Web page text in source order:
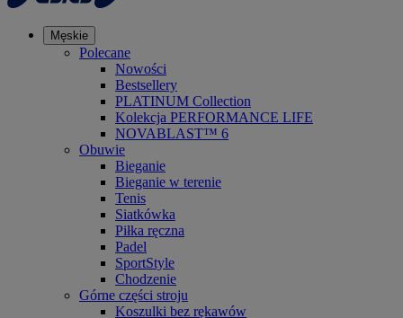
Męskie
Polecane
Nowości
Bestsellery
PLATINUM Collection
Kolekcja PERFORMANCE LIFE
NOVABLAST™ 6
Obuwie
Bieganie
Bieganie w terenie
Tenis
Siatkówka
Piłka ręczna
Padel
SportStyle
Chodzenie
Górne części stroju
Koszulki bez rękawów